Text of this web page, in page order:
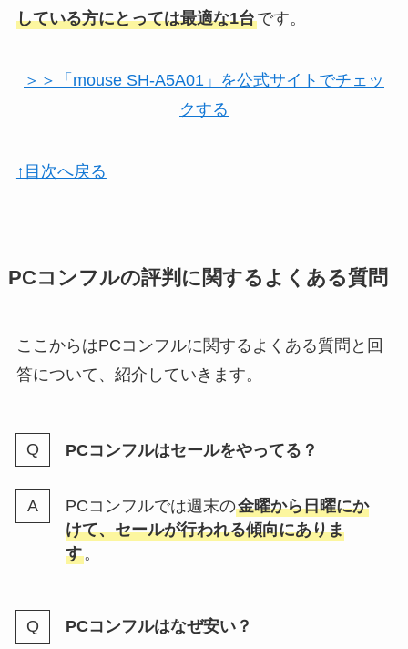
している方にとっては最適な1台です。
＞＞「mouse SH-A5A01」を公式サイトでチェッ
クする
↑目次へ戻る
PCコンフルの評判に関するよくある質問
ここからはPCコンフルに関するよくある質問と回
答について、紹介していきます。
PCコンフルはセールをやってる？
PCコンフルでは週末の金曜から日曜にか
けて、セールが行われる傾向にありま
す。
PCコンフルはなぜ安い？